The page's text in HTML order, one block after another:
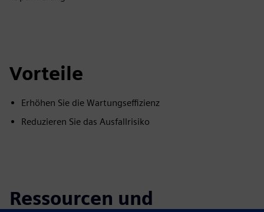
Vorteile
Erhöhen Sie die Wartungseffizienz
Reduzieren Sie das Ausfallrisiko
Ressourcen und